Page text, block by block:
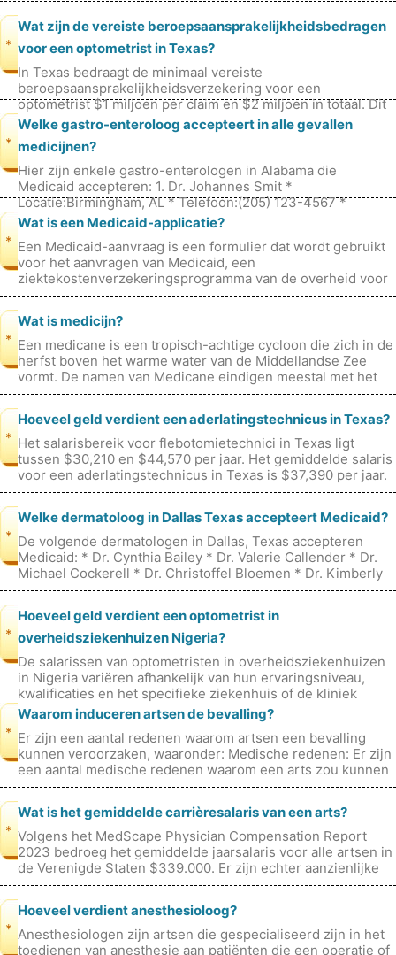
*
Wat zijn de vereiste beroepsaansprakelijkheidsbedragen
voor een optometrist in Texas?
In Texas bedraagt ​​de minimaal vereiste
beroepsaansprakelijkheidsverzekering voor een
optometrist $1 miljoen per claim en $2 miljoen in totaal. Dit
betekent dat de verzekeringspolis dekking
*
Welke gastro-enteroloog accepteert in alle gevallen
medicijnen?
Hier zijn enkele gastro-enterologen in Alabama die
Medicaid accepteren: 1. Dr. Johannes Smit *
Locatie:Birmingham, AL * Telefoon:(205) 123-4567 *
Nieuwe patiënten accepteren:Ja 2. Dr.
*
Wat is een Medicaid-applicatie?
Een Medicaid-aanvraag is een formulier dat wordt gebruikt
voor het aanvragen van Medicaid, een
ziektekostenverzekeringsprogramma van de overheid voor
individuen en gezinnen met een laag inko
*
Wat is medicijn?
Een medicane is een tropisch-achtige cycloon die zich in de
herfst boven het warme water van de Middellandse Zee
vormt. De namen van Medicane eindigen meestal met het
achtervoegsel -ane, net
*
Hoeveel geld verdient een aderlatingstechnicus in Texas?
Het salarisbereik voor flebotomietechnici in Texas ligt
tussen $30,210 en $44,570 per jaar. Het gemiddelde salaris
voor een aderlatingstechnicus in Texas is $37,390 per jaar.
De volgende f
*
Welke dermatoloog in Dallas Texas accepteert Medicaid?
De volgende dermatologen in Dallas, Texas accepteren
Medicaid: * Dr. Cynthia Bailey * Dr. Valerie Callender * Dr.
Michael Cockerell * Dr. Christoffel Bloemen * Dr. Kimberly
Garza * Dr.
*
Hoeveel geld verdient een optometrist in
overheidsziekenhuizen Nigeria?
De salarissen van optometristen in overheidsziekenhuizen
in Nigeria variëren afhankelijk van hun ervaringsniveau,
kwalificaties en het specifieke ziekenhuis of de kliniek
waarin ze werken. H
*
Waarom induceren artsen de bevalling?
Er zijn een aantal redenen waarom artsen een bevalling
kunnen veroorzaken, waaronder: Medische redenen: Er zijn
een aantal medische redenen waarom een ​​arts zou kunnen
aanbevelen om de bev
*
Wat is het gemiddelde carrièresalaris van een arts?
Volgens het MedScape Physician Compensation Report
2023 bedroeg het gemiddelde jaarsalaris voor alle artsen in
de Verenigde Staten $339.000. Er zijn echter aanzienlijke
verschillen in inkoms
*
Hoeveel verdient anesthesioloog?
Anesthesiologen zijn artsen die gespecialiseerd zijn in het
toedienen van anesthesie aan patiënten die een operatie of